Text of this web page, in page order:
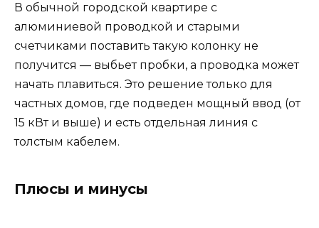
В обычной городской квартире с
алюминиевой проводкой и старыми
счетчиками поставить такую колонку не
получится — выбьет пробки, а проводка может
начать плавиться. Это решение только для
частных домов, где подведен мощный ввод (от
15 кВт и выше) и есть отдельная линия с
толстым кабелем.
Плюсы и минусы